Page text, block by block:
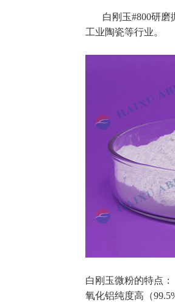
白刚玉#800研磨
工业陶瓷等行业。
白刚玉微粉的特点：
氧化铝纯度高（